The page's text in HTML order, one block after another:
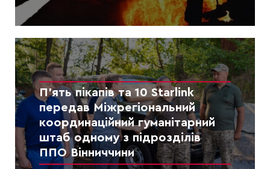
П’ять пікапів та 10 Starlink
передав Міжрегіональний
координаційний гуманітарний
штаб одному з підрозділів
ППО Вінниччини